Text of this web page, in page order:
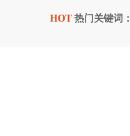
HOT热门关键词：